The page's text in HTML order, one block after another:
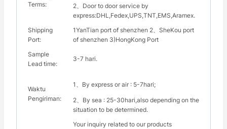
Terms:
2、Door to door service by
express:DHL,Fedex,UPS,TNT,EMS,Aramex.
Shipping
Port:
1YanTian port of shenzhen 2、SheKou port
of shenzhen 3)HongKong Port
Sample
Lead time:
3-7 hari.
Waktu
Pengiriman:
1、By express or air : 5-7hari;
2、By sea : 25-30hari,also depending on the
situation to be determined.
Your inquiry related to our products